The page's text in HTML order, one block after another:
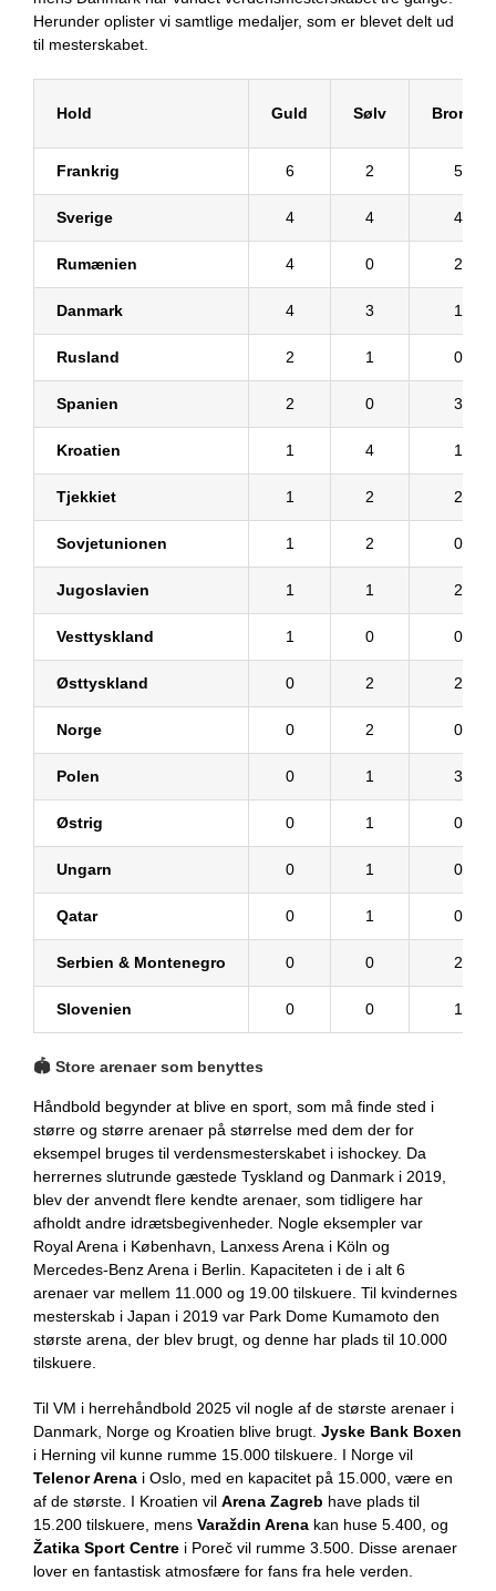
Herunder oplister vi samtlige medaljer, som er blevet delt ud
til mesterskabet.
Hold Guld Sølv Bronze
Frankrig 6 2 5
Sverige 4 4 4
Rumænien 4 0 2
Danmark 4 3 1
Rusland 2 1 0
Spanien 2 0 3
Kroatien 1 4 1
Tjekkiet 1 2 2
Sovjetunionen 1 2 0
Jugoslavien 1 1 2
Vesttyskland 1 0 0
Østtyskland 0 2 2
Norge 0 2 0
Polen 0 1 3
Østrig 0 1 0
Ungarn 0 1 0
Qatar 0 1 0
Serbien & Montenegro 0 0 2
Slovenien 0 0 1
🏟 Store arenaer som benyttes
Håndbold begynder at blive en sport, som må finde sted i
større og større arenaer på størrelse med dem der for
eksempel bruges til verdensmesterskabet i ishockey. Da
herrernes slutrunde gæstede Tyskland og Danmark i 2019,
blev der anvendt flere kendte arenaer, som tidligere har
afholdt andre idrætsbegivenheder. Nogle eksempler var
Royal Arena i København, Lanxess Arena i Köln og
Mercedes-Benz Arena i Berlin. Kapaciteten i de i alt 6
arenaer var mellem 11.000 og 19.00 tilskuere. Til kvindernes
mesterskab i Japan i 2019 var Park Dome Kumamoto den
største arena, der blev brugt, og denne har plads til 10.000
tilskuere.
Til VM i herrehåndbold 2025 vil nogle af de største arenaer i
Danmark, Norge og Kroatien blive brugt. Jyske Bank Boxen
i Herning vil kunne rumme 15.000 tilskuere. I Norge vil
Telenor Arena i Oslo, med en kapacitet på 15.000, være en
af de største. I Kroatien vil Arena Zagreb have plads til
15.200 tilskuere, mens Varaždin Arena kan huse 5.400, og
Žatika Sport Centre i Poreč vil rumme 3.500. Disse arenaer
lover en fantastisk atmosfære for fans fra hele verden.